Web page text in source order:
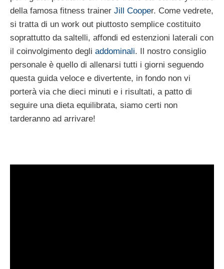
della famosa fitness trainer Jill Cooper. Come vedrete,
si tratta di un work out piuttosto semplice costituito
soprattutto da saltelli, affondi ed estenzioni laterali con
il coinvolgimento degli addominali. Il nostro consiglio
personale è quello di allenarsi tutti i giorni seguendo
questa guida veloce e divertente, in fondo non vi
porterà via che dieci minuti e i risultati, a patto di
seguire una dieta equilibrata, siamo certi non
tarderanno ad arrivare!